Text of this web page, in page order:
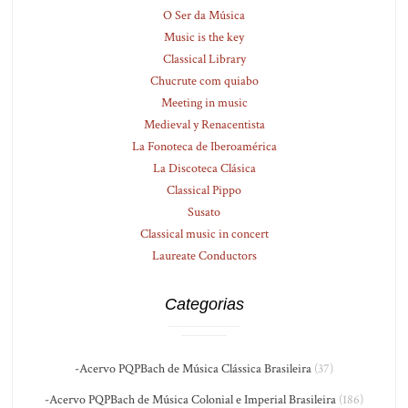
O Ser da Música
Music is the key
Classical Library
Chucrute com quiabo
Meeting in music
Medieval y Renacentista
La Fonoteca de Iberoamérica
La Discoteca Clásica
Classical Pippo
Susato
Classical music in concert
Laureate Conductors
Categorias
-Acervo PQPBach de Música Clássica Brasileira (37)
-Acervo PQPBach de Música Colonial e Imperial Brasileira (186)